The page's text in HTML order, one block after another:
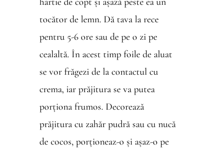
tocător de lemn. Dă tava la rece
pentru 5-6 ore sau de pe o zi pe
cealaltă. În acest timp foile de aluat
se vor frăgezi de la contactul cu
crema, iar prăjitura se va putea
porționa frumos. Decorează
prăjitura cu zahăr pudră sau cu nucă
de cocos, porționeaz-o și așaz-o pe